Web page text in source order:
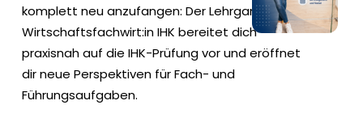
komplett neu anzufangen: Der Lehrgang
Wirtschaftsfachwirt:in IHK bereitet dich
praxisnah auf die IHK-Prüfung vor und eröffnet
dir neue Perspektiven für Fach- und
Führungsaufgaben.